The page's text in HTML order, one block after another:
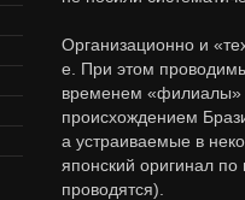
Организационно и
е. При этом
временем «филиалы»
происхождением
а устраиваемые в
японский оригинал
проводятся).